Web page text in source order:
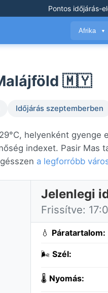
Pontos időjárás-
Afrika ▼
🇲🇾
Időjárás szeptemberben
helyenként
indexet. Pasir Mas
a legforróbb
Jelenlegi
Frissítve:
💧 Páratartalom:
🌬️ Szél:
🌡️ Nyomás: